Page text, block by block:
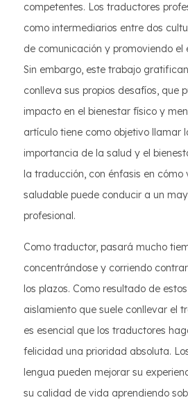
competentes. Los traductores
como intermediarios entre dos
de comunicación y promoviendo el
Sin embargo, este trabajo
conlleva sus propios desafíos, que
impacto en el bienestar físico y
artículo tiene como objetivo llamar
importancia de la salud y el
la traducción, con énfasis en cómo
saludable puede conducir a un
profesional.
Como traductor, pasará mucho
concentrándose y corriendo
los plazos. Como resultado de
aislamiento que suele conllevar el
es esencial que los traductores
felicidad una prioridad absoluta.
lengua pueden mejorar su
su calidad de vida aprendiendo